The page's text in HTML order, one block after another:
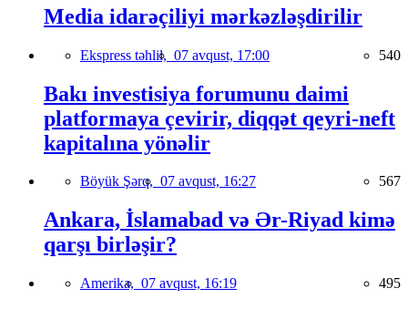
Media idarəçiliyi mərkəzləşdirilir
Ekspress təhlil, 07 avqust, 17:00 540
Bakı investisiya forumunu daimi
platformaya çevirir, diqqət qeyri-neft
kapitalına yönəlir
Böyük Şərq, 07 avqust, 16:27 567
Ankara, İslamabad və Ər-Riyad kimə
qarşı birləşir?
Amerika, 07 avqust, 16:19 495